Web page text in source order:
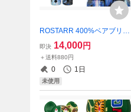
ROSTARR 400%ベアブリッ
ク/未使用
即決 14,000円
＋送料880円
0 1日
未使用